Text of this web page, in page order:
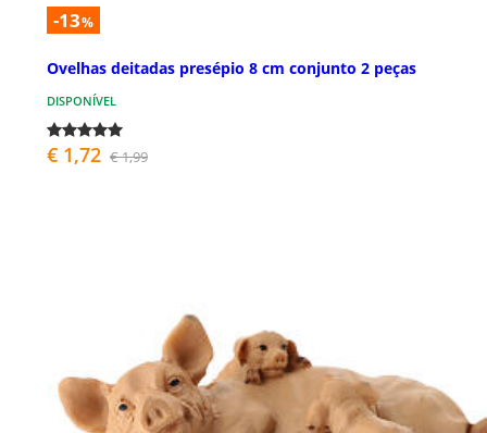
-13%
Ovelhas deitadas presépio 8 cm conjunto 2 peças
DISPONÍVEL
€ 1,72 € 1,99